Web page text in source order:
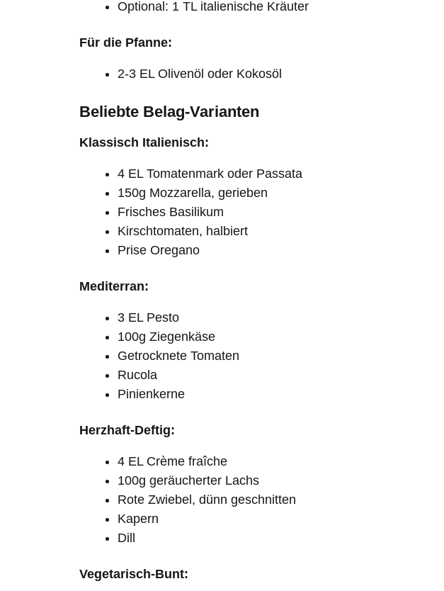
Optional: 1 TL italienische Kräuter
Für die Pfanne:
2-3 EL Olivenöl oder Kokosöl
Beliebte Belag-Varianten
Klassisch Italienisch:
4 EL Tomatenmark oder Passata
150g Mozzarella, gerieben
Frisches Basilikum
Kirschtomaten, halbiert
Prise Oregano
Mediterran:
3 EL Pesto
100g Ziegenkäse
Getrocknete Tomaten
Rucola
Pinienkerne
Herzhaft-Deftig:
4 EL Crème fraîche
100g geräucherter Lachs
Rote Zwiebel, dünn geschnitten
Kapern
Dill
Vegetarisch-Bunt: